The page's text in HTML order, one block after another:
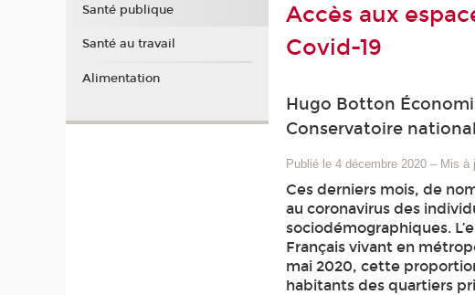
Accès aux
Covid-19
Hugo Botton
Conservatoire
Publié le 4 décembre 2020 – Mis à
Ces derniers mois, de
au coronavirus des
sociodémographiques.
Français vivant en
mai 2020, cette
habitants des quartiers
Santé publique
Santé au travail
Alimentation